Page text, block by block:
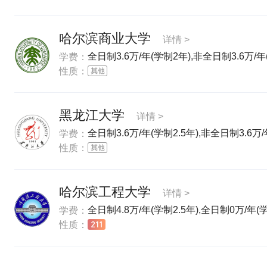
哈尔滨商业大学
详情 >
学费： 全日制3.6万/年(学制2年),非全日制3.6万/
性质：
黑龙江大学
详情 >
学费： 全日制3.6万/年(学制2.5年),非全日制3.6
性质：
哈尔滨工程大学
详情 >
学费： 全日制4.8万/年(学制2.5年),全日制0万/年(
性质：